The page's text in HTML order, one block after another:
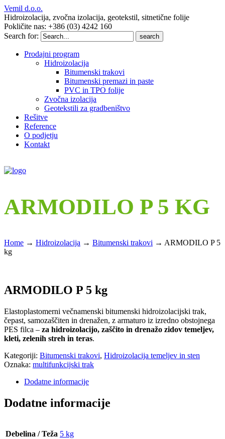
Vemil d.o.o.
Hidroizolacija, zvočna izolacija, geotekstil, sitnetične folije
Pokličite nas: +386 (03) 4242 160
Search for:
Prodajni program
Hidroizolacija
Bitumenski trakovi
Bitumenski premazi in paste
PVC in TPO folije
Zvočna izolacija
Geotekstili za gradbeništvo
Rešitve
Reference
O podjetju
Kontakt
ARMODILO P 5 KG
Home → Hidroizolacija → Bitumenski trakovi → ARMODILO P 5
kg
ARMODILO P 5 kg
Elastoplastomerni večnamenski bitumenski hidroizolacijski trak,
čepast, samozaščiten in drenažen, z armaturo iz izredno obstojnega
PES filca – za hidroizolacijo, zaščito in drenažo zidov temeljev,
kleti, zelenih streh in teras.
Kategoriji: Bitumenski trakovi, Hidroizolacija temeljev in sten
Oznaka: multifunkcijski trak
Dodatne informacije
Dodatne informacije
Debelina / Teža 5 kg